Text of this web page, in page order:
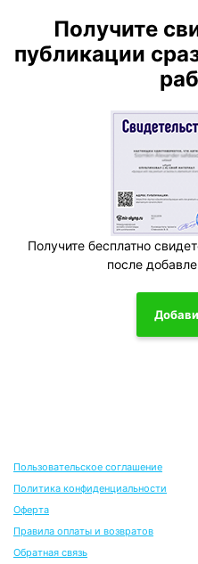
Получите
публикации
Получите бесплатно
после
Пользовательское соглашение
Политика конфиденциальности
Оферта
Правила оплаты и возвратов
Обратная связь